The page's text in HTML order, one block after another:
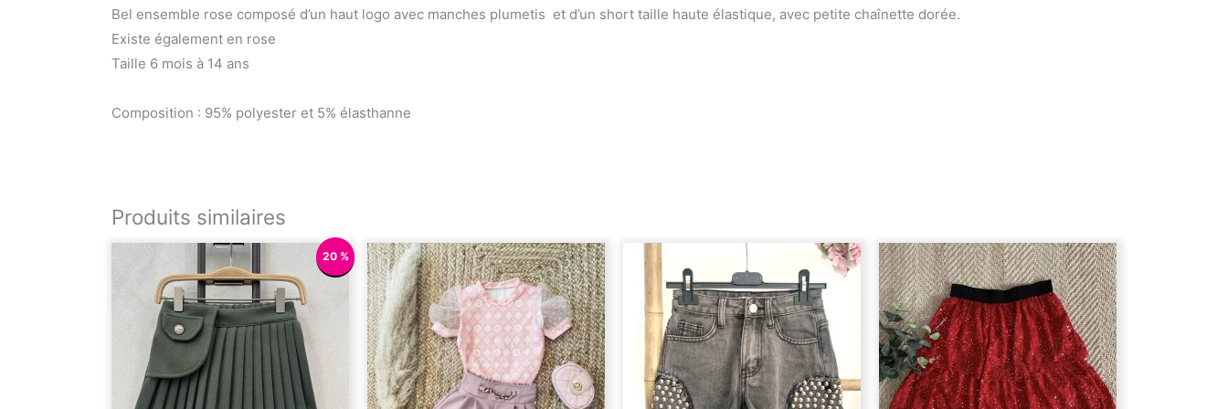
Bel ensemble rose composé d’un haut logo avec manches plumetis et d’un short taille haute élastique, avec petite chaînette dorée.
Existe également en rose
Taille 6 mois à 14 ans
Composition : 95% polyester et 5% élasthanne
Produits similaires
20 %